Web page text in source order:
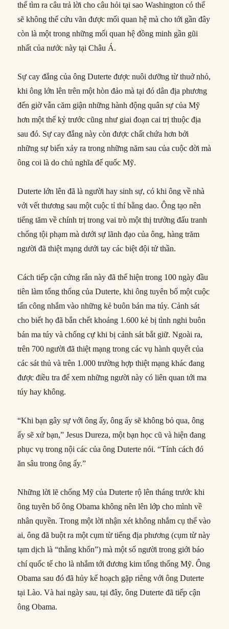
thể tìm ra câu trả lời cho câu hỏi tại sao Washington có thể
sẽ không thể cứu vãn được mối quan hệ mà cho tới gần đây
còn là một trong những mối quan hệ đồng minh gần gũi
nhất của nước này tại Châu Á.
Sự cay đắng của ông Duterte được nuôi dưỡng từ thuở nhỏ,
khi ông lớn lên trên một hòn đảo mà tại đó dân địa phương
đến giờ vẫn căm giận những hành động quân sự của Mỹ
hơn một thế kỷ trước cũng như giai đoạn cai trị thuộc địa
sau đó. Sự cay đắng này còn được chất chứa hơn bởi
những sự biến xảy ra trong những năm sau của cuộc đời mà
ông coi là do chủ nghĩa đế quốc Mỹ.
Duterte lớn lên đã là người hay sinh sự, có khi ông về nhà
với vết thương sau một cuộc tỉ thí bằng dao. Ông tạo nên
tiếng tăm về chính trị trong vai trò một thị trưởng đấu tranh
chống tội phạm mà dưới sự lãnh đạo của ông, hàng trăm
người đã thiệt mạng dưới tay các biệt đội tử thần.
Cách tiếp cận cứng rắn này đã thể hiện trong 100 ngày đầu
tiên làm tổng thống của Duterte, khi ông tuyên bố một cuộc
tấn công nhắm vào những kẻ buôn bán ma túy. Cảnh sát
cho biết họ đã bắn chết khoảng 1.600 kẻ bị tình nghi buôn
bán ma túy và chống cự khi bị cảnh sát bắt giữ. Ngoài ra,
trên 700 người đã thiệt mạng trong các vụ hành quyết của
các sát thủ và trên 1.000 trường hợp thiệt mạng khác đang
được điều tra để xem những người này có liên quan tới ma
túy hay không.
“Khi bạn gây sự với ông ấy, ông ấy sẽ không bỏ qua, ông
ấy sẽ xử bạn,” Jesus Dureza, một bạn học cũ và hiện đang
phục vụ trong nội các của ông Duterte nói. “Tính cách đó
ăn sâu trong ông ấy.”
Những lời lẽ chống Mỹ của Duterte rộ lên tháng trước khi
ông tuyên bố ông Obama không nên lên lớp cho mình về
nhân quyền. Trong một lời nhận xét không nhắm cụ thể vào
ai, ông đã buột ra một cụm từ tiếng địa phương (cụm từ này
tạm dịch là “thằng khốn”) mà một số người trong giới báo
chí quốc tế cho là nhắm tới đương kim tổng thống Mỹ. Ông
Obama sau đó đã hủy kế hoạch gặp riêng với ông Duterte
tại Lào. Và hai ngày sau, tại đây, ông Duterte đã tiếp cận
ông Obama.